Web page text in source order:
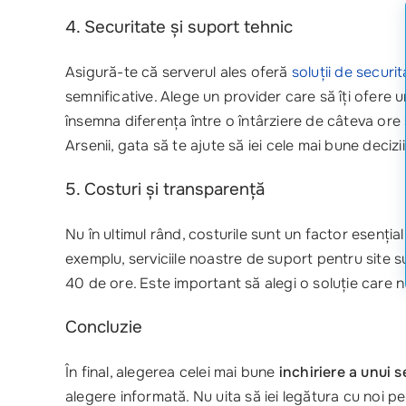
4. Securitate și suport tehnic
Asigură-te că serverul ales oferă soluții de
semnificative. Alege un provider care să îți ofere un
însemna diferența între o întârziere de câteva
Arsenii, gata să te ajute să iei cele mai bune
5. Costuri și transparență
Nu în ultimul rând, costurile sunt un factor
exemplu, serviciile noastre de suport pentru site
40 de ore. Este important să alegi o soluție care
Concluzie
În final, alegerea celei mai bune inchiriere a unui
alegere informată. Nu uita să iei legătura cu noi